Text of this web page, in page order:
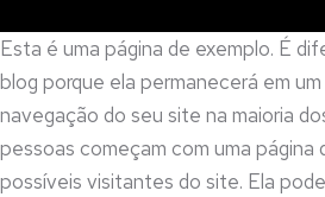
Esta é uma página de exemplo. É
blog porque ela permanecerá em
navegação do seu site na maioria
pessoas começam com uma página
possíveis visitantes do site. Ela